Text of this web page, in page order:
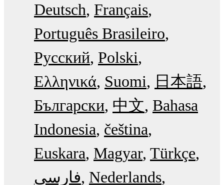
Deutsch Français
Português Brasileiro
Русский Polski
Ελληνικά Suomi
日本語
Български 中文 Bahasa
Indonesia čeština
Euskara Magyar Türkçe
فارسی Nederlands